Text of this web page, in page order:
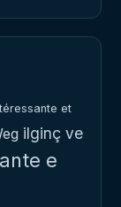
et
ilginç ve
e